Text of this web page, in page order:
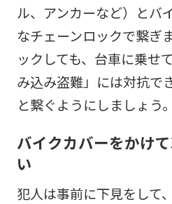
ル、アンカーなど）とバ
なチェーンロックで繋ぎ
ックしても、台車に乗せ
み込み盗難」には対抗で
と繋ぐようにしましょう。
バイクカバーをかけ
い
犯人は事前に下見をして